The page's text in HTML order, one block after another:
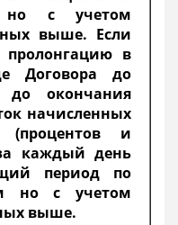
но с учетом
выше. Если
пролонгацию в
Договора до
до окончания
начисленных
(процентов и
каждый день
период по
но с учетом
выше.